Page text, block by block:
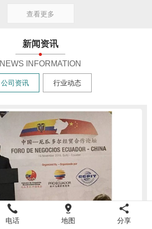
查看更多
新闻资讯
NEWS INFORMATION
公司资讯 行业动态
睿玛科股份走出国门：让厄瓜多尔分享中国的高科技产品
电话 地图 分享